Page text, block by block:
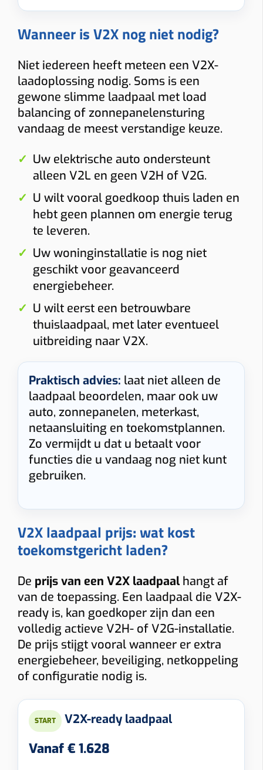
Wanneer is V2X nog niet nodig?
Niet iedereen heeft meteen een V2X-
laadoplossing nodig. Soms is een
gewone slimme laadpaal met load
balancing of zonnepanelensturing
vandaag de meest verstandige keuze.
Uw elektrische auto ondersteunt
alleen V2L en geen V2H of V2G.
U wilt vooral goedkoop thuis laden en
hebt geen plannen om energie terug
te leveren.
Uw woninginstallatie is nog niet
geschikt voor geavanceerd
energiebeheer.
U wilt eerst een betrouwbare
thuislaadpaal, met later eventueel
uitbreiding naar V2X.
Praktisch advies: laat niet alleen de
laadpaal beoordelen, maar ook uw
auto, zonnepanelen, meterkast,
netaansluiting en toekomstplannen.
Zo vermijdt u dat u betaalt voor
functies die u vandaag nog niet kunt
gebruiken.
V2X laadpaal prijs: wat kost
toekomstgericht laden?
De prijs van een V2X laadpaal hangt af
van de toepassing. Een laadpaal die V2X-
ready is, kan goedkoper zijn dan een
volledig actieve V2H- of V2G-installatie.
De prijs stijgt vooral wanneer er extra
energiebeheer, beveiliging, netkoppeling
of configuratie nodig is.
START V2X-ready laadpaal
Vanaf € 1.628